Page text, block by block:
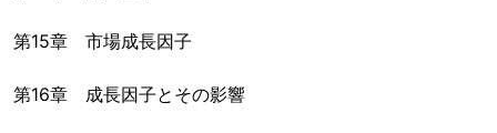
第15章 市場成長因子
第16章 成長因子とその影響